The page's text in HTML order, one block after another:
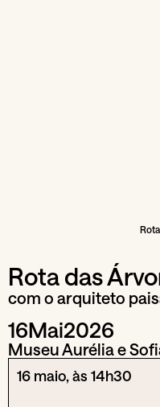
Rota das
com o arquiteto
16Mai2026
Museu Aurélia e
16 maio, às 14h30